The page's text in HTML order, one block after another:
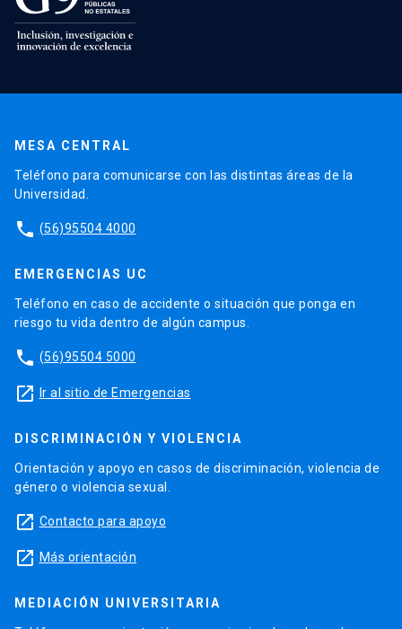
MESA CENTRAL
Teléfono para comunicarse con las distintas áreas de la
Universidad.
phone (56)95504 4000
EMERGENCIAS UC
Teléfono en caso de accidente o situación que ponga en
riesgo tu vida dentro de algún campus.
phone (56)95504 5000
launch Ir al sitio de Emergencias
DISCRIMINACIÓN Y VIOLENCIA
Orientación y apoyo en casos de discriminación, violencia de
género o violencia sexual.
launch Contacto para apoyo
launch Más orientación
MEDIACIÓN UNIVERSITARIA